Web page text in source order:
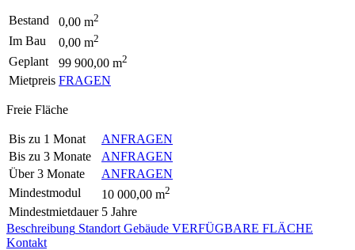
Bestand 0,00 m2
Im Bau 0,00 m2
Geplant 99 900,00 m2
Mietpreis FRAGEN
Freie Fläche
Bis zu 1 Monat
ANFRAGEN
Bis zu 3 Monate
ANFRAGEN
Über 3 Monate
ANFRAGEN
Mindestmodul
10 000,00 m2
Mindestmietdauer 5 Jahre
Beschreibung Standort Gebäude VERFÜGBARE FLÄCHE
Kontakt